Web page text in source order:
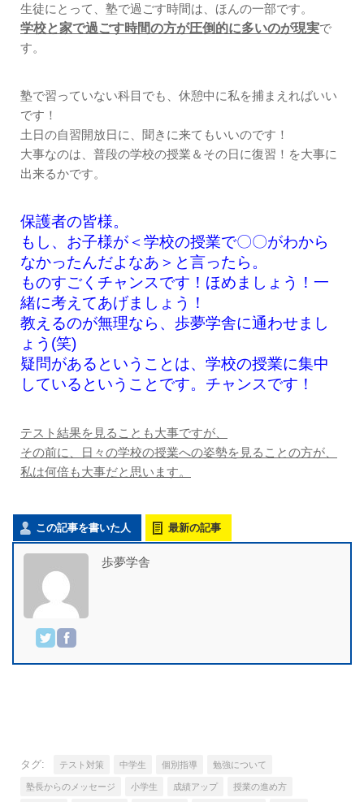
生徒にとって、塾で過ごす時間は、ほんの一部です。
学校と家で過ごす時間の方が圧倒的に多いのが現実で
す。
塾で習っていない科目でも、休憩中に私を捕まえればいい
です！
土日の自習開放日に、聞きに来てもいいのです！
大事なのは、普段の学校の授業＆その日に復習！を大事に
出来るかです。
保護者の皆様。
もし、お子様が＜学校の授業で〇〇がわから
なかったんだよなあ＞と言ったら。
ものすごくチャンスです！ほめましょう！一
緒に考えてあげましょう！
教えるのが無理なら、歩夢学舎に通わせまし
ょう(笑)
疑問があるということは、学校の授業に集中
しているということです。チャンスです！
テスト結果を見ることも大事ですが、
その前に、日々の学校の授業への姿勢を見ることの方が、
私は何倍も大事だと思います。
この記事を書いた人 最新の記事
歩夢学舎
タグ: テスト対策 中学生 個別指導 勉強について
塾長からのメッセージ 小学生 成績アップ 授業の進め方